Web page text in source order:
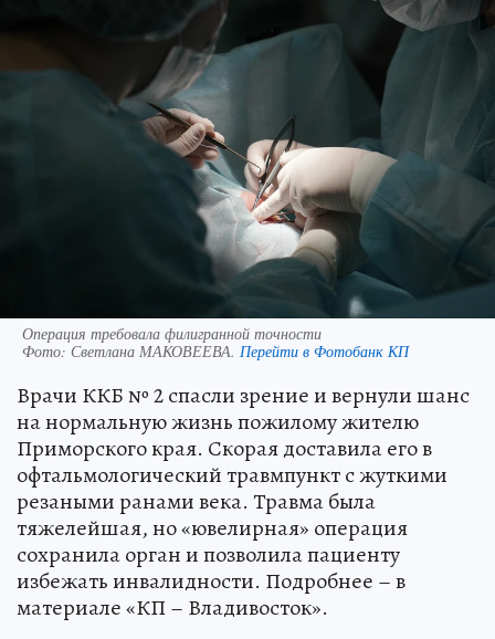
Операция требовала филигранной точности
Фото: Светлана МАКОВЕЕВА. Перейти в Фотобанк КП
Врачи ККБ № 2 спасли зрение и вернули шанс
на нормальную жизнь пожилому жителю
Приморского края. Скорая доставила его в
офтальмологический травмпункт с жуткими
резаными ранами века. Травма была
тяжелейшая, но «ювелирная» операция
сохранила орган и позволила пациенту
избежать инвалидности. Подробнее – в
материале «КП – Владивосток».